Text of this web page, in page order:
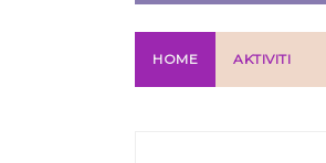
HOME AKTIVITI